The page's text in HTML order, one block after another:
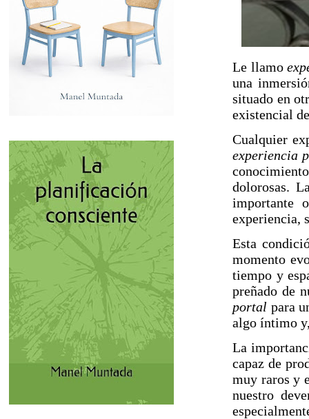
Le llamo
una
situado en
existencial
Cualquier
experiencia
dolorosas.
importante
experiencia,
Esta
momento
tiempo y
preñado de
portal para
algo íntimo
La
capaz de
muy raros y
nuestro